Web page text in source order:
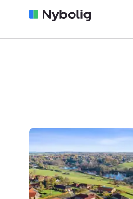
Helårsgrund:
Gammeldam
59,
6430
Nordborg